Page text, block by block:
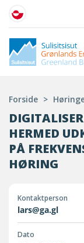
Forside >
HERMED
PÅ
HØRING
Kontaktperson
lars@ga.gl
Dato